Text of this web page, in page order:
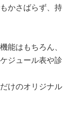
かさばらず、持
能はもちろん、
ジュール表や診
けのオリジナル